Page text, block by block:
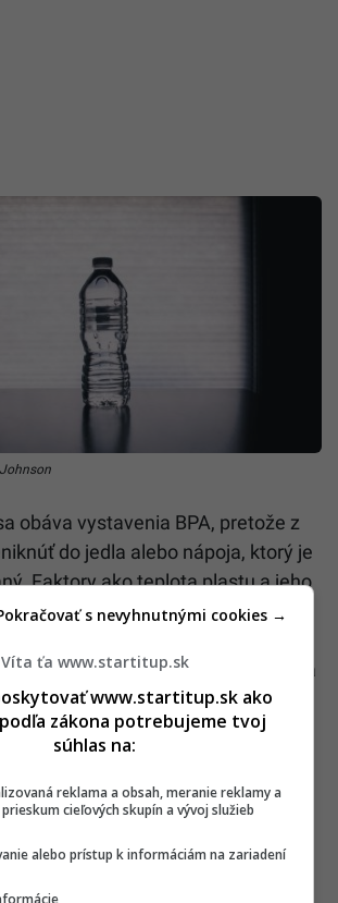
obáva vystavenia BPA, pretože z
do jedla alebo nápoja, ktorý je
Faktory ako teplota plastu a jeho
množstvo bisfenolu A, ktoré
alebo nápoja. Hoci sa BPA
vode alebo prachu, väčšina
s ním pochádza práve z
potravín.
obavy z možných
na zdravie plodu, dojčiat a detí.
že takéto vystavenie môže mať
mozog a reprodukčné orgány.
správanie detí. Iný výskum
Víta ťa www.startitup.sk
www.startitup.sk ako
zákona potrebujeme tvoj
súhlas na:
reklama a obsah, meranie reklamy a
cieľových skupín a vývoj služieb
alebo prístup k informáciám na zariadení
s nevyhnutnými cookies →